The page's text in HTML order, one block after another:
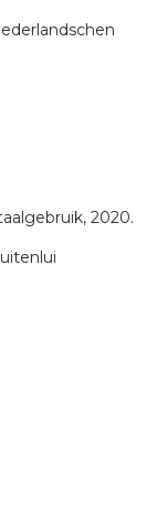
2020.